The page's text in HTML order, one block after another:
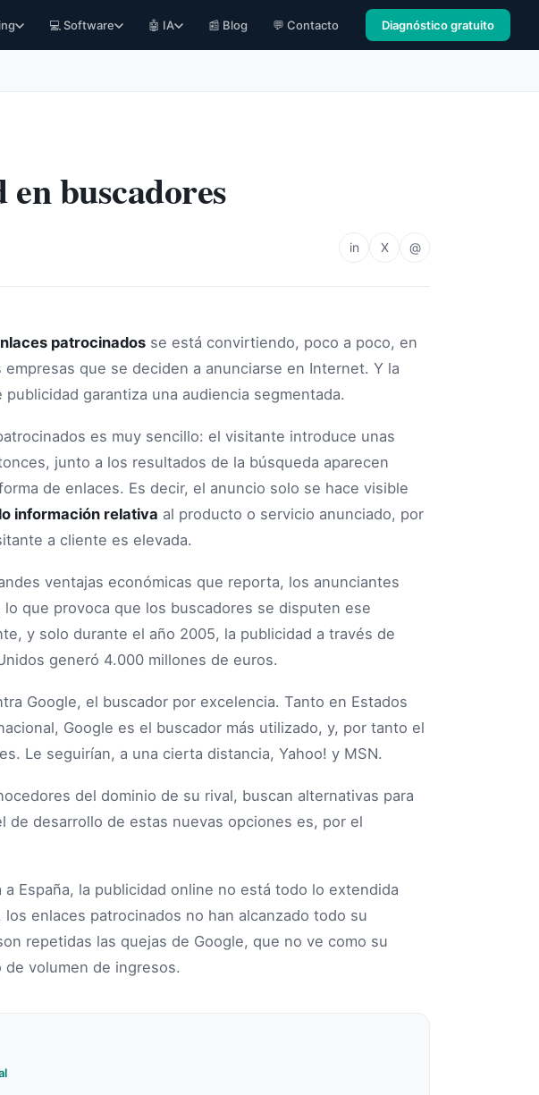
💻 Software 🤖 IA 📰 Blog 💬 Contacto Diagnóstico gratuito
buscadores
in X @
patrocinados se está convirtiendo, poco a poco, en
que se deciden a anunciarse en Internet. Y la
garantiza una audiencia segmentada.
es muy sencillo: el visitante introduce unas
junto a los resultados de la búsqueda aparecen
de enlaces. Es decir, el anuncio solo se hace visible
información relativa al producto o servicio anunciado, por
a cliente es elevada.
ventajas económicas que reporta, los anunciantes
que provoca que los buscadores se disputen ese
y solo durante el año 2005, la publicidad a través de
generó 4.000 millones de euros.
Google, el buscador por excelencia. Tanto en Estados
Google es el buscador más utilizado, y, por tanto el
Le seguirían, a una cierta distancia, Yahoo! y MSN.
del dominio de su rival, buscan alternativas para
de desarrollo de estas nuevas opciones es, por el
España, la publicidad online no está todo lo extendida
enlaces patrocinados no han alcanzado todo su
repetidas las quejas de Google, que no ve como su
volumen de ingresos.